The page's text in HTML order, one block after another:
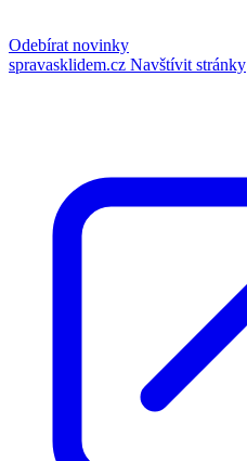
Odebírat novinky
spravasklidem.cz Navštívit stránky